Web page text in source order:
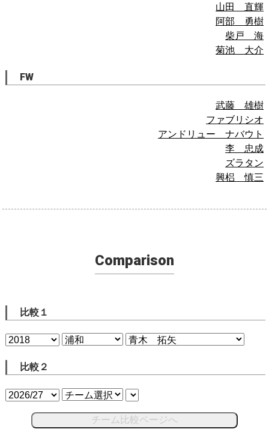
山田 直輝
阿部 勇樹
柴戸 海
菊池 大介
FW
武藤 雄樹
ファブリシオ
アンドリュー ナバウト
李 忠成
ズラタン
興梠 慎三
Comparison
比較１
比較２
チーム比較ページへ